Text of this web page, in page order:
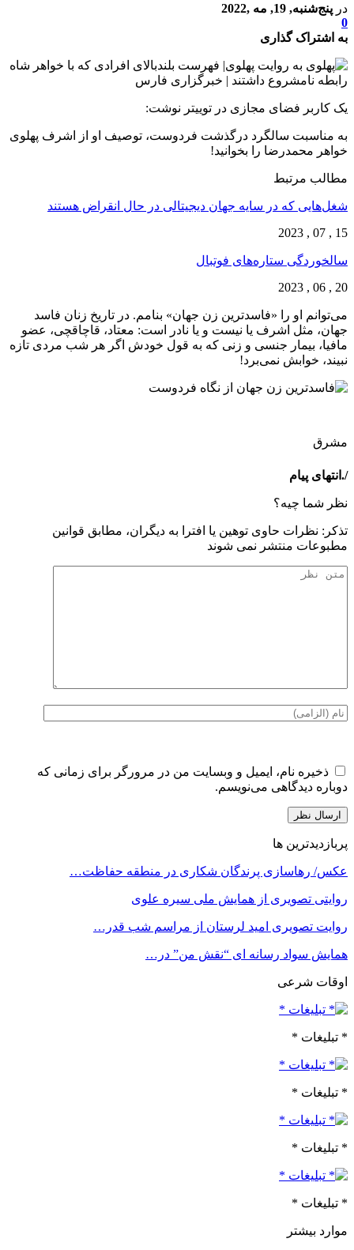
در پنج‌شنبه, 19, مه ,2022
0
به اشتراک گذاری
یک کاربر فضای مجازی در توییتر نوشت: ‏
به مناسبت سالگرد درگذشت فردوست، توصیف او از اشرف پهلوی
خواهر محمدرضا را بخوانید!
مطالب مرتبط
شغل‌‌هایی که در سایه جهان دیجیتالی در حال انقراض هستند
15 , 07 , 2023
سالخوردگی ستاره‌های فوتبال
20 , 06 , 2023
می‌توانم او را «فاسدترین زن جهان» بنامم. در تاریخ زنان فاسد
جهان، مثل اشرف یا نیست و یا نادر است: معتاد، قاچاقچی، عضو
مافیا، بیمار جنسی و زنی که به قول خودش اگر هر شب مردی تازه
نبیند، خوابش نمی‌برد!
مشرق
/.انتهای پیام
نظر شما چیه؟
تذكر: نظرات حاوی توهين يا افترا به ديگران، مطابق قوانين
مطبوعات منتشر نمی شوند
ذخیره نام، ایمیل و وبسایت من در مرورگر برای زمانی که
دوباره دیدگاهی می‌نویسم.
پربازدیدترین ها
عکس/ رهاسازی پرندگان شکاری در منطقه حفاظت…
روایتی تصویری از همایش ملی سیره علوی
روایت تصویری امید لرستان از مراسم شب قدر…
همایش سواد رسانه ای “نقش من” در…
اوقات شرعی
* تبلیغات *
* تبلیغات *
* تبلیغات *
* تبلیغات *
موارد بیشتر